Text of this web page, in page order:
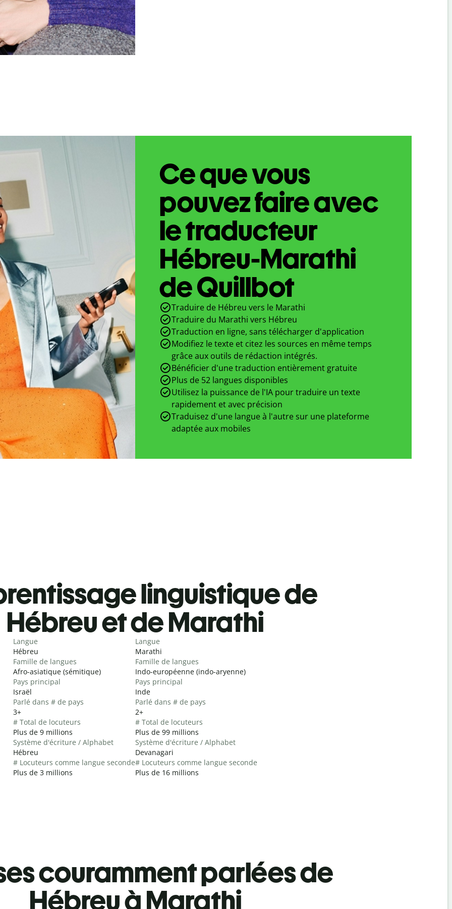
Ce que vous
pouvez faire avec
le traducteur
Hébreu-Marathi
de Quillbot
Traduire de Hébreu vers le Marathi
Traduire du Marathi vers Hébreu
Traduction en ligne, sans télécharger d'application
Modifiez le texte et citez les sources en même temps
grâce aux outils de rédaction intégrés.
Bénéficier d'une traduction entièrement gratuite
Plus de 52 langues disponibles
Utilisez la puissance de l'IA pour traduire un texte
rapidement et avec précision
Traduisez d'une langue à l'autre sur une plateforme
adaptée aux mobiles
linguistique de
Hébreu et de Marathi
Langue
Hébreu
Famille de langues
Afro-asiatique (sémitique)
Pays principal
Israël
Parlé dans # de pays
3+
# Total de locuteurs
Plus de 9 millions
Système d'écriture / Alphabet
Hébreu
# Locuteurs comme langue seconde
Plus de 3 millions
Langue
Marathi
Famille de langues
Indo-européenne (indo-aryenne)
Pays principal
Inde
Parlé dans # de pays
2+
# Total de locuteurs
Plus de 99 millions
Système d'écriture / Alphabet
Devanagari
# Locuteurs comme langue seconde
Plus de 16 millions
couramment parlées de
Hébreu à Marathi